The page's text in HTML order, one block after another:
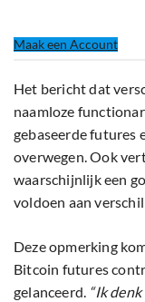
Maak een Account
Het bericht dat
naamloze
gebaseerde futures
overwegen. Ook
waarschijnlijk een
voldoen aan
Deze opmerking
Bitcoin futures
gelanceerd. “Ik